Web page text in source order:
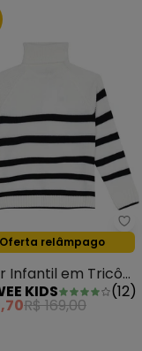
- Blusão em
Oferta relâmpago
em:01:23:59
Infantil em Tricô
Off White
KIDS (12)
R$ 169,00